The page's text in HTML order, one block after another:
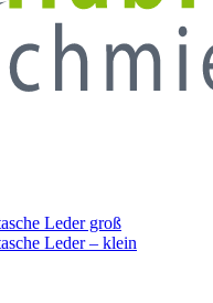
Leder groß
Leder – klein